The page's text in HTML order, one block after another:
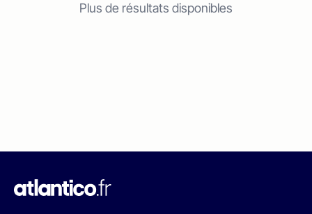
Plus de résultats disponibles